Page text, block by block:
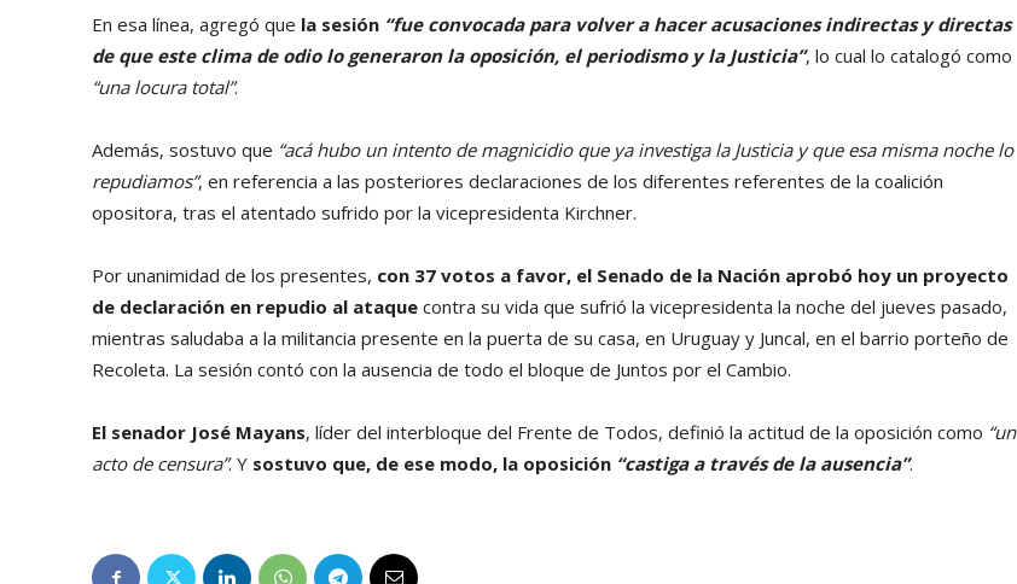
En esa línea, agregó que la sesión “fue convocada para volver a hacer acusaciones indirectas y directas
de que este clima de odio lo generaron la oposición, el periodismo y la Justicia”, lo cual lo catalogó como
“una locura total”.
Además, sostuvo que “acá hubo un intento de magnicidio que ya investiga la Justicia y que esa misma noche lo
repudiamos”, en referencia a las posteriores declaraciones de los diferentes referentes de la coalición
opositora, tras el atentado sufrido por la vicepresidenta Kirchner.
Por unanimidad de los presentes, con 37 votos a favor, el Senado de la Nación aprobó hoy un proyecto
de declaración en repudio al ataque contra su vida que sufrió la vicepresidenta la noche del jueves pasado,
mientras saludaba a la militancia presente en la puerta de su casa, en Uruguay y Juncal, en el barrio porteño de
Recoleta. La sesión contó con la ausencia de todo el bloque de Juntos por el Cambio.
El senador José Mayans, líder del interbloque del Frente de Todos, definió la actitud de la oposición como “un
acto de censura”. Y sostuvo que, de ese modo, la oposición “castiga a través de la ausencia”.